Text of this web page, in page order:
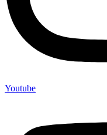
Youtube